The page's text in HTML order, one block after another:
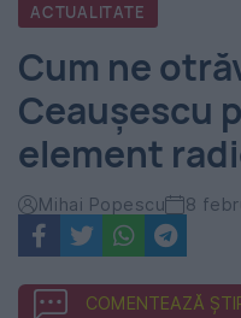
România
-
Evenimentul
Zilei
ACTUALITATE
Cum ne
Ceaușescu
element
Mihai Popescu 8
COMENTEAZĂ